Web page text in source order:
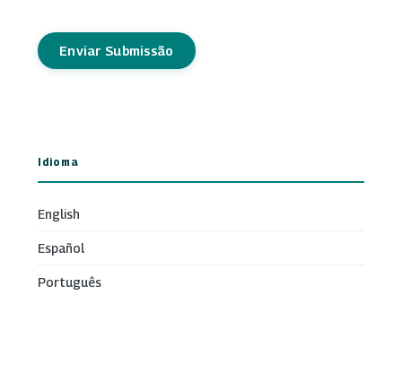
Enviar Submissão
Idioma
English
Español
Português